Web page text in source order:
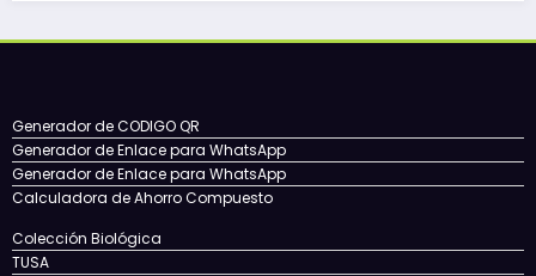
Generador de CODIGO QR
Generador de Enlace para WhatsApp
Generador de Enlace para WhatsApp
Calculadora de Ahorro Compuesto
Colección Biológica
TUSA